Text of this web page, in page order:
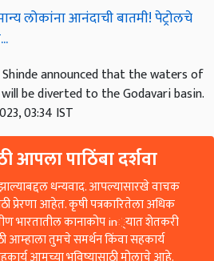
लोकांना आनंदाची बातमी! पेट्रोलचे
Shinde announced that the waters of
be diverted to the Godavari basin.
03:34 IST
आपला पाठिंबा दर्शवा
धन्यवाद. आपल्यासारखे वाचक
प्रेरणा आहेत. कृषी पत्रकारितेला अधिक
भारतातील कानाकोप in्यात शेतकरी
आम्हाला तुमचे समर्थन किंवा सहकार्य